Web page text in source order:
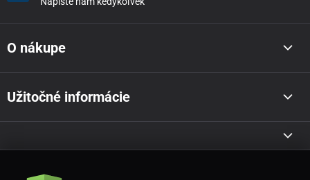
O nákupe
Užitočné informácie
Akcie a novinky e-mailom